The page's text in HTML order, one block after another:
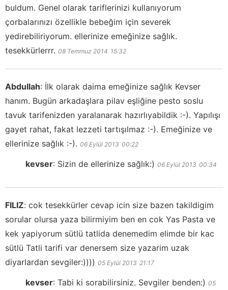
buldum. Genel olarak tariflerinizi kullanıyorum
çorbalarınızı özellikle bebeğim için severek
yedirebiliriyorum. ellerinize emeğinize sağlık.
tesekkürlerrr. 08 Temmuz 2014 15:32
Abdullah: İlk olarak daima emeğinize sağlık Kevser
hanım. Bugün arkadaşlara pilav eşliğine pesto soslu
tavuk tarifenizden yaralanarak hazırlıyabildik :-). Yapılışı
gayet rahat, fakat lezzeti tartışılmaz :-). Emeğinize ve
ellerinize sağlık :-). 06 Eylül 2013 00:22
kevser: Sizin de ellerinize sağlık:) 06 Eylül 2013 00:34
FILIZ: cok tesekkürler cevap icin size bazen takildigim
sorular olursa yaza bilirmiyim ben en cok Yas Pasta ve
kek yapiyorum sütlü tatlida denemedim elimde bir kac
sütlü Tatli tarifi var denersem size yazarim uzak
diyarlardan sevgiler:)))) 05 Eylül 2013 21:17
kevser: Tabi ki sorabilirsiniz. Sevgiler benden:) 05